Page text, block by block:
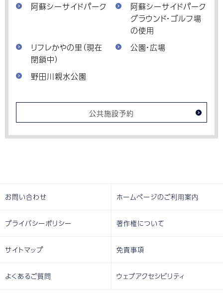
阿蘇シーサイドパーク
阿蘇シーサイドパーク
グラウンド・ゴルフ場
の使用
リフレかやの里（現在
閉鎖中）
公園・広場
野田川親水公園
公共施設予約
お問い合わせ ホームページのご利用案内
プライバシーポリシー 著作権について
サイトマップ 免責事項
よくあるご質問 ウェブアクセシビリティ